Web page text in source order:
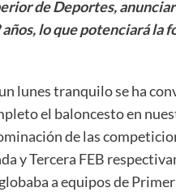
de Deportes,
lo que potenciará la
lunes tranquilo se ha
el baloncesto en
de las
y Tercera FEB
a equipos de